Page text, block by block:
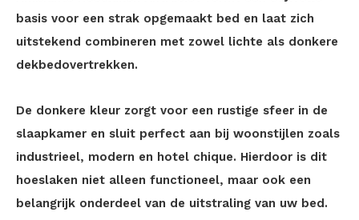
basis voor een strak opgemaakt bed en laat zich
uitstekend combineren met zowel lichte als donkere
dekbedovertrekken.
De donkere kleur zorgt voor een rustige sfeer in de
slaapkamer en sluit perfect aan bij woonstijlen zoals
industrieel, modern en hotel chique. Hierdoor is dit
hoeslaken niet alleen functioneel, maar ook een
belangrijk onderdeel van de uitstraling van uw bed.